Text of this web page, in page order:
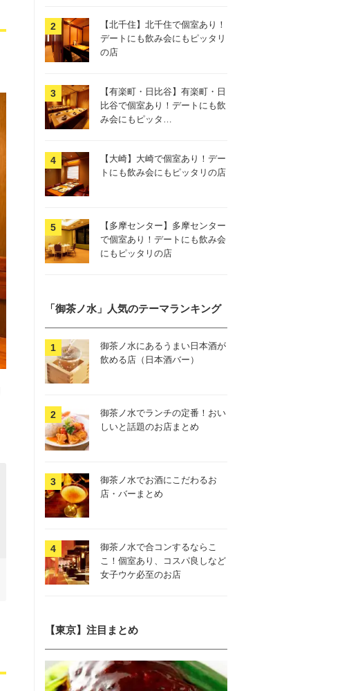
【北千住】北千住で個室あり！
デートにも飲み会にもピッタリ
の店
【有楽町・日比谷】有楽町・日
比谷で個室あり！デートにも飲
み会にもピッタ…
【大崎】大崎で個室あり！デー
トにも飲み会にもピッタリの店
【多摩センター】多摩センター
で個室あり！デートにも飲み会
にもピッタリの店
「御茶ノ水」人気のテーマランキング
御茶ノ水にあるうまい日本酒が
飲める店（日本酒バー）
御茶ノ水でランチの定番！おい
しいと話題のお店まとめ
御茶ノ水でお酒にこだわるお
店・バーまとめ
御茶ノ水で合コンするならこ
こ！個室あり、コスパ良しなど
女子ウケ必至のお店
【東京】注目まとめ